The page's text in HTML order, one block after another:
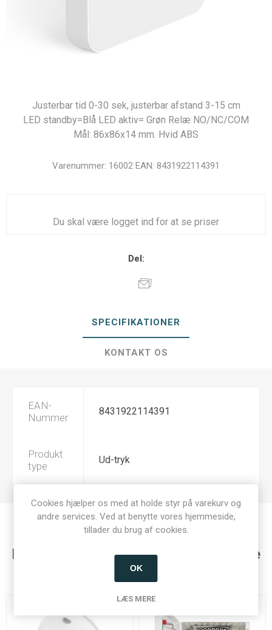
Justerbar tid 0-30 sek, justerbar afstand 3-15 cm
LED standby=Blå LED aktiv= Grøn Relæ NO/NC/COM
Mål: 86x86x14 mm. Hvid ABS
Varenummer: 16002 EAN: 8431922114391
Du skal være logget ind for at se priser
Del:
SPECIFIKATIONER
KONTAKT OS
EAN-
Nummer
8431922114391
Produkt
type
Ud-tryk
Kunder der har købt denne vare købte
også
Cookies hjælper os med at holde styr på varekurv og
andre services. Ved at benytte vores hjemmeside,
tillader du brug af cookies.
OK
LÆS MERE